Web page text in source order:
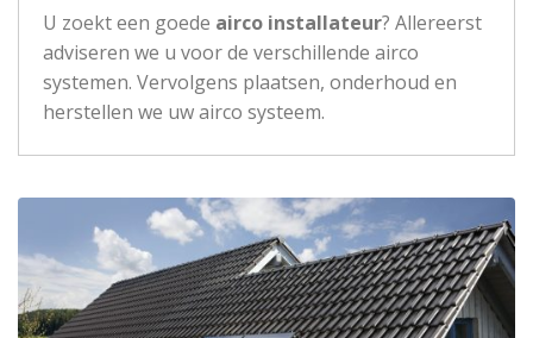
U zoekt een goede airco installateur? Allereerst
adviseren we u voor de verschillende airco
systemen. Vervolgens plaatsen, onderhoud en
herstellen we uw airco systeem.